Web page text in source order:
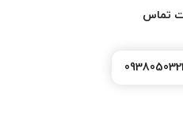
تماس